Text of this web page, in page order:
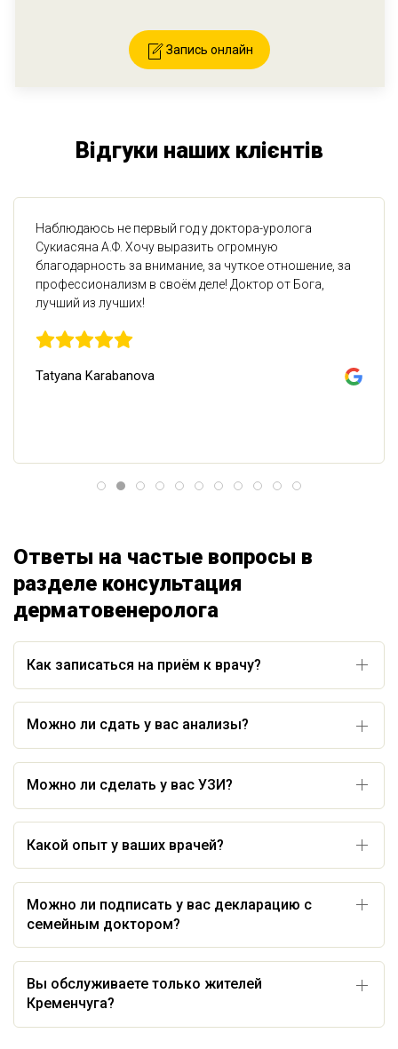
Запись онлайн
Відгуки наших клієнтів
Наблюдаюсь не первый год у доктора-уролога
Сукиасяна А.Ф. Хочу выразить огромную
благодарность за внимание, за чуткое отношение, за
профессионализм в своём деле! Доктор от Бога,
лучший из лучших!
Tatyana Karabanova
Ответы на частые вопросы в
разделе консультация
дерматовенеролога
Как записаться на приём к врачу?
Можно ли сдать у вас анализы?
Можно ли сделать у вас УЗИ?
Какой опыт у ваших врачей?
Можно ли подписать у вас декларацию с
семейным доктором?
Вы обслуживаете только жителей
Кременчуга?